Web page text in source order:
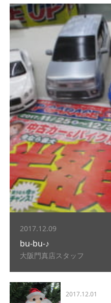
2017.12.09
bu-bu-♪
大阪門真店スタッフ
2017.12.01